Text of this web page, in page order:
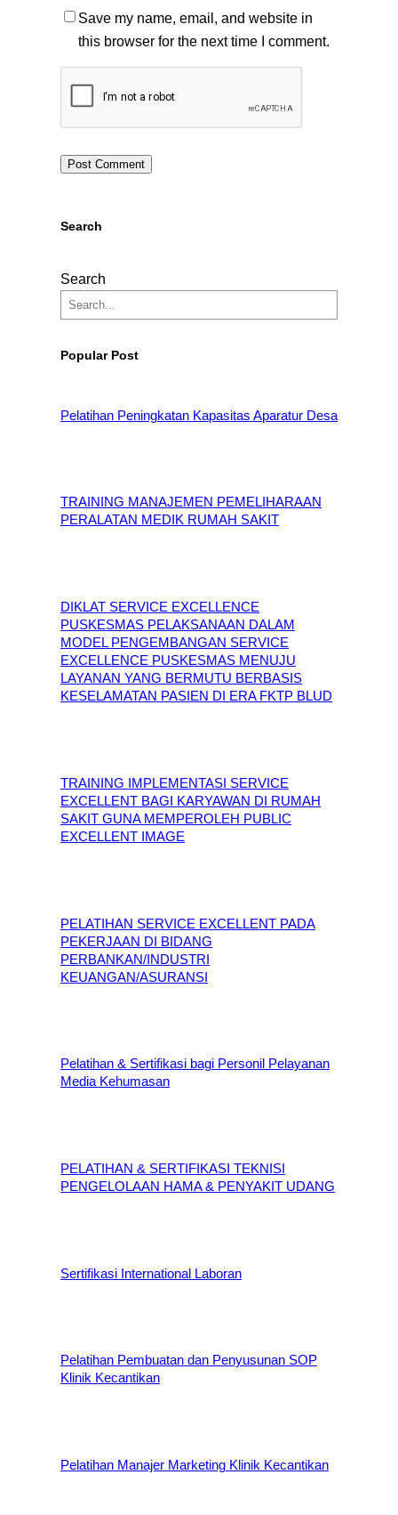
Save my name, email, and website in
this browser for the next time I comment.
Search
Search
Popular Post
Pelatihan Peningkatan Kapasitas Aparatur Desa
TRAINING MANAJEMEN PEMELIHARAAN
PERALATAN MEDIK RUMAH SAKIT
DIKLAT SERVICE EXCELLENCE
PUSKESMAS PELAKSANAAN DALAM
MODEL PENGEMBANGAN SERVICE
EXCELLENCE PUSKESMAS MENUJU
LAYANAN YANG BERMUTU BERBASIS
KESELAMATAN PASIEN DI ERA FKTP BLUD
TRAINING IMPLEMENTASI SERVICE
EXCELLENT BAGI KARYAWAN DI RUMAH
SAKIT GUNA MEMPEROLEH PUBLIC
EXCELLENT IMAGE
PELATIHAN SERVICE EXCELLENT PADA
PEKERJAAN DI BIDANG
PERBANKAN/INDUSTRI
KEUANGAN/ASURANSI
Pelatihan & Sertifikasi bagi Personil Pelayanan
Media Kehumasan
PELATIHAN & SERTIFIKASI TEKNISI
PENGELOLAAN HAMA & PENYAKIT UDANG
Sertifikasi International Laboran
Pelatihan Pembuatan dan Penyusunan SOP
Klinik Kecantikan
Pelatihan Manajer Marketing Klinik Kecantikan